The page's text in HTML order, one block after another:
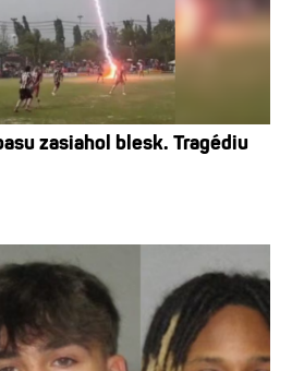
zasiahol blesk. Tragédiu